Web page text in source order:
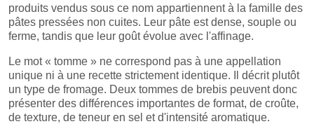
produits vendus sous ce nom appartiennent à la famille des
pâtes pressées non cuites. Leur pâte est dense, souple ou
ferme, tandis que leur goût évolue avec l'affinage.
Le mot « tomme » ne correspond pas à une appellation
unique ni à une recette strictement identique. Il décrit plutôt
un type de fromage. Deux tommes de brebis peuvent donc
présenter des différences importantes de format, de croûte,
de texture, de teneur en sel et d'intensité aromatique.